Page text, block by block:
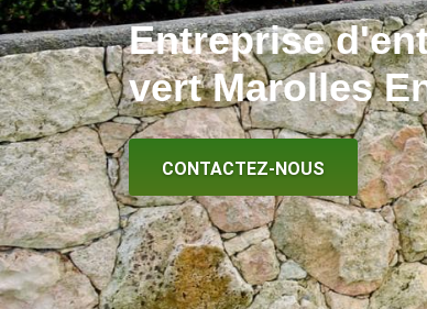
Entreprise
vert Marolles
CONTACTEZ-NOUS